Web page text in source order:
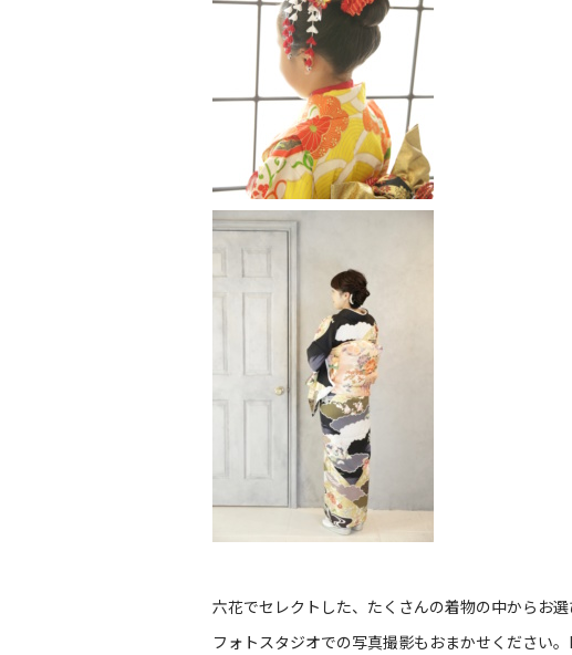
六花でセレクトした、たくさんの着物の中からお
フォトスタジオでの写真撮影もおまかせください。